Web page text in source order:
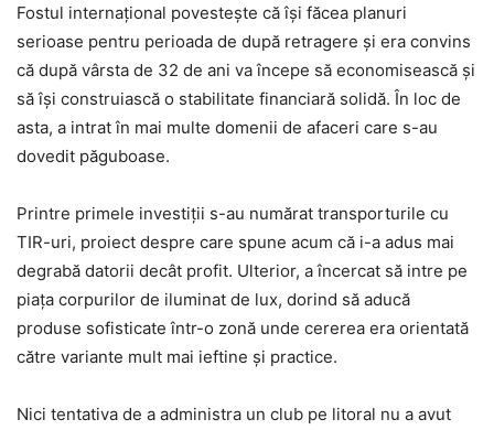
Fostul internațional povestește că își făcea planuri
serioase pentru perioada de după retragere și era convins
că după vârsta de 32 de ani va începe să economisească și
să își construiască o stabilitate financiară solidă. În loc de
asta, a intrat în mai multe domenii de afaceri care s-au
dovedit păguboase.
Printre primele investiții s-au numărat transporturile cu
TIR-uri, proiect despre care spune acum că i-a adus mai
degrabă datorii decât profit. Ulterior, a încercat să intre pe
piața corpurilor de iluminat de lux, dorind să aducă
produse sofisticate într-o zonă unde cererea era orientată
către variante mult mai ieftine și practice.
Nici tentativa de a administra un club pe litoral nu a avut